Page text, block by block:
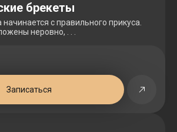
брекеты
с правильного прикуса.
неровно, . . .
Записаться